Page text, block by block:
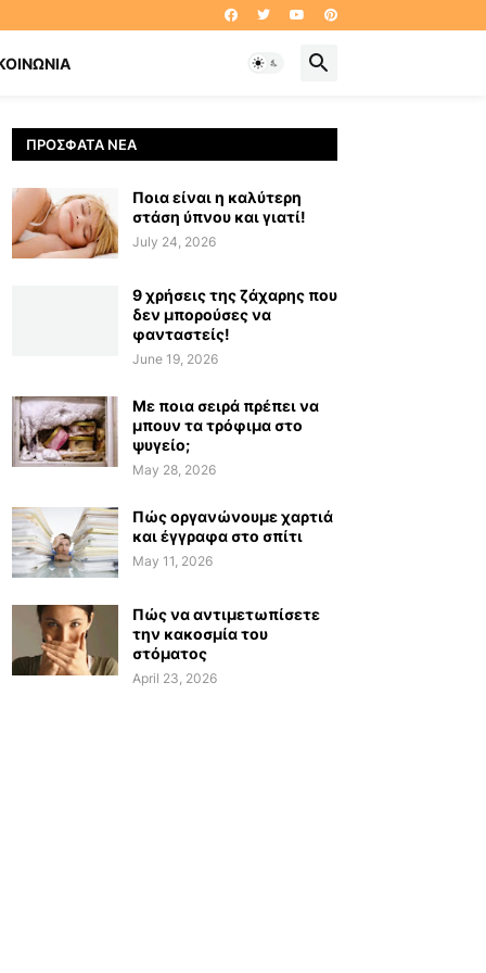
ΠΡΌΣΦΑΤΑ ΝΈΑ
Ποια είναι η καλύτερη
στάση ύπνου και γιατί!
July 24, 2026
9 χρήσεις της ζάχαρης που
δεν μπορούσες να
φανταστείς!
June 19, 2026
Με ποια σειρά πρέπει να
μπουν τα τρόφιμα στο
ψυγείο;
May 28, 2026
Πώς οργανώνουμε χαρτιά
και έγγραφα στο σπίτι
May 11, 2026
Πώς να αντιμετωπίσετε
την κακοσμία του
στόματος
April 23, 2026